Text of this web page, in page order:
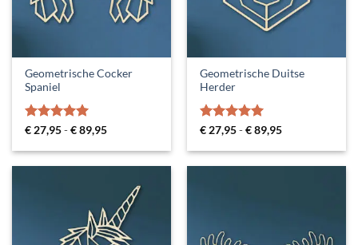
Geometrische Cocker
Spaniel
Gewaardeerd
€ 27,95-€89,95Prijsklasse:
tot
Geometrische Duitse
Herder
Gewaardeerd
€ 27,95-€89,95Prijsklasse:
tot